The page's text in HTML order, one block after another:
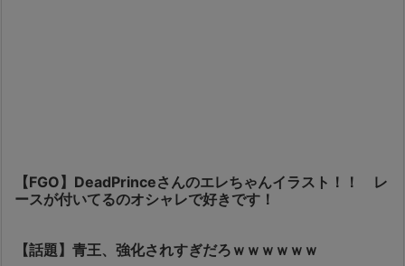
【FGO】DeadPrinceさんのエレちゃんイラスト！！ レ
ースが付いてるのオシャレで好きです！
【話題】青王、強化されすぎだろｗｗｗｗｗｗ